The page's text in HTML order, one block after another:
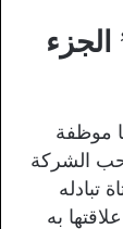
موظفة
الشركة
تبادله
به